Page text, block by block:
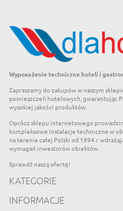
Wyposażenie techniczne hoteli i
Zapraszamy do zakupów w naszym
pomieszczeń hotelowych, gwarantując
wysokiej jakości produktów.
Oprócz sklepu internetowego
kompleksowe instalacje techniczne w
na terenie całej Polski od 1994 r.
wymagań inwestorów obiektów.
Sprawdź naszą ofertę!
KATEGORIE
INFORMACJE